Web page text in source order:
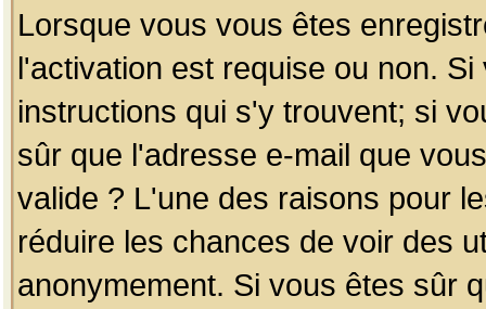
Lorsque vous vous êtes
l'activation est requise ou non.
instructions qui s'y trouvent; si
sûr que l'adresse e-mail que
valide ? L'une des raisons pour
réduire les chances de voir des
anonymement. Si vous êtes sûr